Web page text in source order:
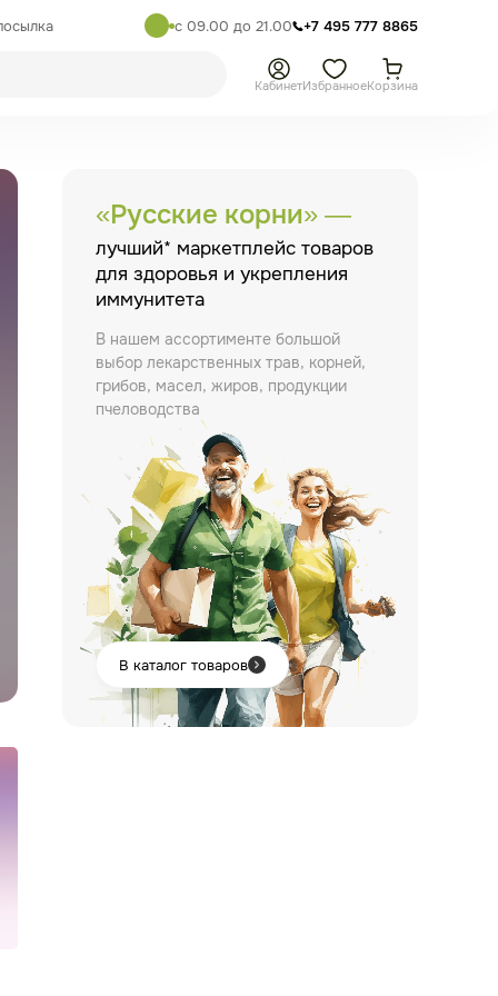
с 09.00 до 21.00 +7 495 777 8865
КабинетИзбранноеКорзина
«Русские корни» —
лучший* маркетплейс товаров
для здоровья и укрепления
иммунитета
В нашем ассортименте большой
выбор лекарственных трав, корней,
грибов, масел, жиров, продукции
пчеловодства
В каталог товаров